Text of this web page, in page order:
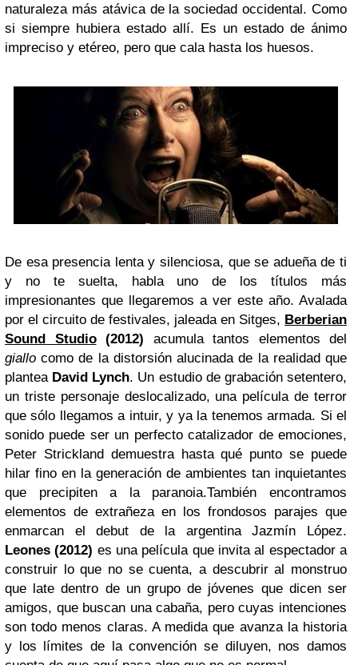
naturaleza más atávica de la sociedad occidental. Como
si siempre hubiera estado allí. Es un estado de ánimo
impreciso y etéreo, pero que cala hasta los huesos.
De esa presencia lenta y silenciosa, que se adueña de ti
y no te suelta, habla uno de los títulos más
impresionantes que llegaremos a ver este año. Avalada
por el circuito de festivales, jaleada en Sitges, Berberian
Sound Studio(2012) acumula tantos elementos del
giallo como de la distorsión alucinada de la realidad que
plantea David Lynch. Un estudio de grabación setentero,
un triste personaje deslocalizado, una película de terror
que sólo llegamos a intuir, y ya la tenemos armada. Si el
sonido puede ser un perfecto catalizador de emociones,
Peter Strickland demuestra hasta qué punto se puede
hilar fino en la generación de ambientes tan inquietantes
que precipiten a la paranoia.También encontramos
elementos de extrañeza en los frondosos parajes que
enmarcan el debut de la argentina Jazmín López.
Leones (2012) es una película que invita al espectador a
construir lo que no se cuenta, a descubrir al monstruo
que late dentro de un grupo de jóvenes que dicen ser
amigos, que buscan una cabaña, pero cuyas intenciones
son todo menos claras. A medida que avanza la historia
y los límites de la convención se diluyen, nos damos